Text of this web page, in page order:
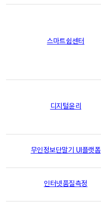
스마트쉼센터
디지털윤리
무인정보단말기 UI플랫폼
인터넷품질측정